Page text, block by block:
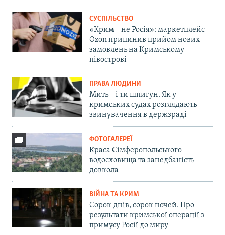
СУСПІЛЬСТВО
«Крим – не Росія»: маркетплейс
Ozon припинив прийом нових
замовлень на Кримському
півострові
ПРАВА ЛЮДИНИ
Мить – і ти шпигун. Як у
кримських судах розглядають
звинувачення в держзраді
ФОТОГАЛЕРЕЇ
Краса Сімферопольського
водосховища та занедбаність
довкола
ВІЙНА ТА КРИМ
Сорок днів, сорок ночей. Про
результати кримської операції з
примусу Росії до миру